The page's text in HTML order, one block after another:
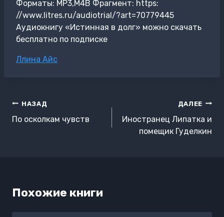
Форматы: MP3,M4B Фрагмент: https:
//www.litres.ru/audiotrial/?art=70779445
Аудиокнигу «Истинная в долг» можно скачать
бесплатно по подписке
Метки
Ллина Айс
Навигация
по
НАЗАД
По осколкам чувств
ДАЛЕЕ
Иностранец Липатка и
помещик Гуделкин
Похожие книги